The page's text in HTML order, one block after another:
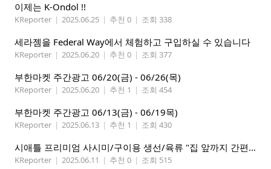
이제는 K-Ondol !!
KReporter | 2025.06.25 | 추천 0 | 조회 338
세라젬을 Federal Way에서 체험하고 구입하실 수 있습니다
KReporter | 2025.06.20 | 추천 0 | 조회 377
부한마켓 주간광고 06/20(금) - 06/26(목)
KReporter | 2025.06.20 | 추천 1 | 조회 454
부한마켓 주간광고 06/13(금) - 06/19목)
KReporter | 2025.06.13 | 추천 1 | 조회 430
시애틀 프리미엄 사시미/구이용 생선/육류 "집 앞까지 간편하게" – 영오션닷컴
KReporter | 2025.06.11 | 추천 0 | 조회 515